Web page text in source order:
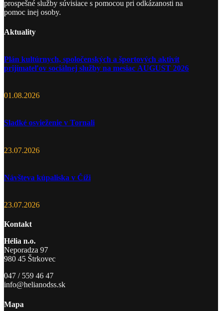
prospešné služby súvisiace s pomocou pri odkázanosti na
pomoc inej osoby.
Aktuality
Plán kultúrnych, spoločenských a športových aktivít
prijímateľov sociálnej služby na mesiac AUGUST 2026
01.08.2026
Sladké osvieženie v Tornali
23.07.2026
Návšteva kúpaliska v Číži
23.07.2026
Kontakt
Hélia n.o.
Neporadza 97
980 45 Štrkovec
047 / 559 46 47
info@helianodss.sk
Mapa